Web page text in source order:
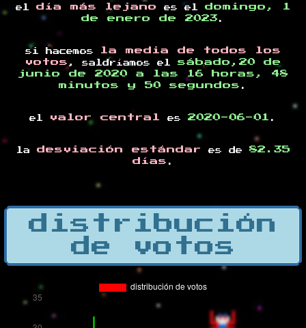
el día más lejano es el domingo, 1
de enero de 2023 .
si hacemos
la media de todos los
votos , saldríamos el sábado,20 de
junio de 2020 a las 16 horas, 48
minutos y 50 segundos .
el valor central es 2020-06-01 .
la desviación estándar es de 82.35
días .
distribución
de votos